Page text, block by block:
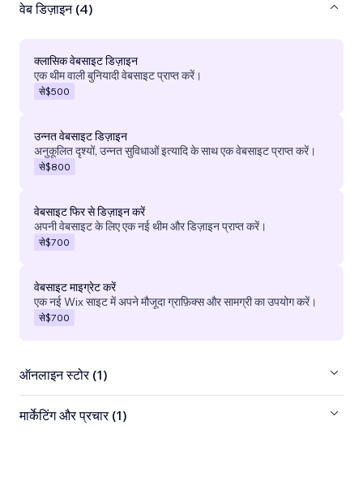
वेब डिज़ाइन (4)
क्लासिक वेबसाइट डिज़ाइन
एक थीम वाली बुनियादी वेबसाइट प्राप्त करें।
से$500
उन्नत वेबसाइट डिज़ाइन
अनुकूलित दृश्यों, उन्नत सुविधाओं इत्यादि के साथ एक वेबसाइट प्राप्त करें।
से$800
वेबसाइट फिर से डिज़ाइन करें
अपनी वेबसाइट के लिए एक नई थीम और डिज़ाइन प्राप्त करें।
से$700
वेबसाइट माइग्रेट करें
एक नई Wix साइट में अपने मौजूदा ग्राफ़िक्स और सामग्री का उपयोग करें।
से$700
ऑनलाइन स्टोर (1)
मार्केटिंग और प्रचार (1)